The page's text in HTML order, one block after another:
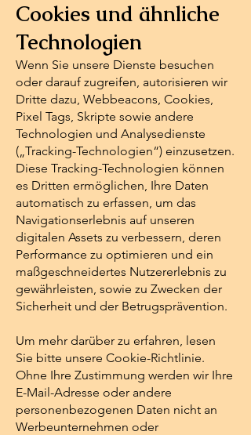
Cookies und ähnliche
Technologien
Wenn Sie unsere Dienste besuchen
oder darauf zugreifen, autorisieren wir
Dritte dazu, Webbeacons, Cookies,
Pixel Tags, Skripte sowie andere
Technologien und Analysedienste
(„Tracking-Technologien“) einzusetzen.
Diese Tracking-Technologien können
es Dritten ermöglichen, Ihre Daten
automatisch zu erfassen, um das
Navigationserlebnis auf unseren
digitalen Assets zu verbessern, deren
Performance zu optimieren und ein
maßgeschneidertes Nutzererlebnis zu
gewährleisten, sowie zu Zwecken der
Sicherheit und der Betrugsprävention.
Um mehr darüber zu erfahren, lesen
Sie bitte unsere Cookie-Richtlinie.
Ohne Ihre Zustimmung werden wir Ihre
E-Mail-Adresse oder andere
personenbezogenen Daten nicht an
Werbeunternehmen oder